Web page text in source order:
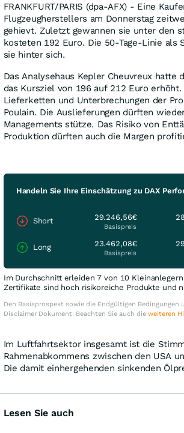
FRANKFURT/PARIS (dpa-AFX) - Eine
Flugzeugherstellers am Donnerstag
gehievt. Zuletzt gewannen sie unter den
kosteten 192 Euro. Die 50-Tage-Linie
sie hinter sich.
Das Analysehaus Kepler Cheuvreux
das Kursziel von 196 auf 212 Euro
Lieferketten und Unterbrechungen der
Poulain. Die Auslieferungen dürften
Managements stütze. Das Risiko von
Produktion dürften auch die Margen
Handeln Sie Ihre Einschätzung zu DAX
Short 29.246,56€
Basispreis
Long 23.462,08€
Basispreis
Im Durchschnitt erleiden 7 von 10
Zertifikate sind hoch risikoreiche Produkte und
Den Basisprospekt sowie die Endgültigen
Disclaimer Dokument. Beachten Sie auch die weiteren
Im Luftfahrtsektor insgesamt ist die
Rahmenabkommens zwischen den USA
Die damit einhergehenden sinkenden
Lesen Sie auch